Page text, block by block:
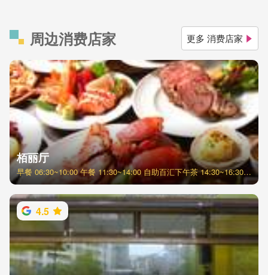
周边消费店家 更多 消费店家
栢丽厅
早餐 06:30~10:00 午餐 11:30~14:00 自助百汇下午茶 14:30~16:30 (每周五、六、日) 晚餐 18:00~21:00
4.5